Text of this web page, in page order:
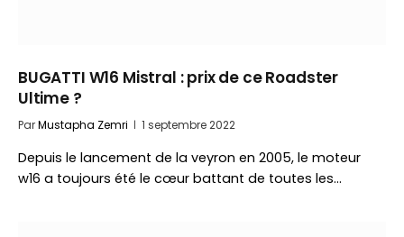
BUGATTI W16 Mistral : prix de ce Roadster
Ultime ?
ParMustapha Zemri 1 septembre 2022
Depuis le lancement de la veyron en 2005, le moteur
w16 a toujours été le cœur battant de toutes les…